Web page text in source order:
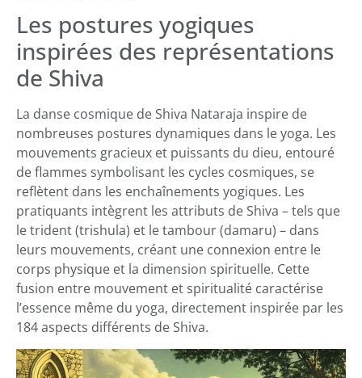
Les postures yogiques
inspirées des représentations
de Shiva
La danse cosmique de Shiva Nataraja inspire de
nombreuses postures dynamiques dans le yoga. Les
mouvements gracieux et puissants du dieu, entouré
de flammes symbolisant les cycles cosmiques, se
reflètent dans les enchaînements yogiques. Les
pratiquants intègrent les attributs de Shiva – tels que
le trident (trishula) et le tambour (damaru) – dans
leurs mouvements, créant une connexion entre le
corps physique et la dimension spirituelle. Cette
fusion entre mouvement et spiritualité caractérise
l’essence même du yoga, directement inspirée par les
184 aspects différents de Shiva.